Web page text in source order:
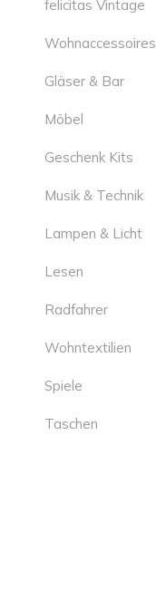
felicitas Vintage
Wohnaccessoires
Gläser & Bar
Möbel
Geschenk Kits
Musik & Technik
Lampen & Licht
Lesen
Radfahrer
Wohntextilien
Spiele
Taschen